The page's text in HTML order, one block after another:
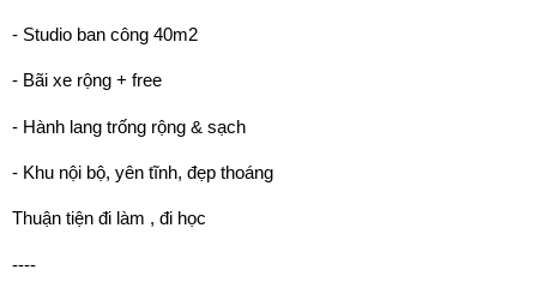
- Studio ban công 40m2
- Bãi xe rộng + free
- Hành lang trống rộng & sạch
- Khu nội bộ, yên tĩnh, đẹp thoáng
Thuận tiện đi làm , đi học
----